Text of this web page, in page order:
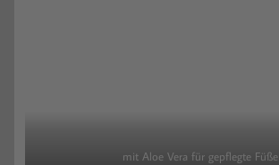
mit Aloe Vera für gepflegte Füße